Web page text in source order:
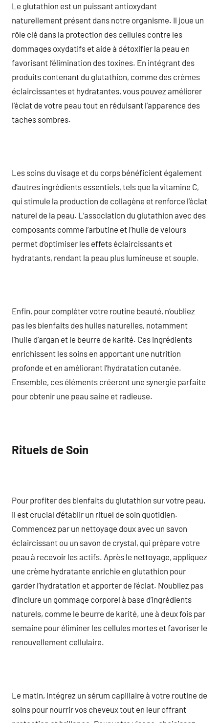
Le glutathion est un puissant antioxydant
naturellement présent dans notre organisme. Il joue un
rôle clé dans la protection des cellules contre les
dommages oxydatifs et aide à détoxifier la peau en
favorisant l’élimination des toxines. En intégrant des
produits contenant du glutathion, comme des crèmes
éclaircissantes et hydratantes, vous pouvez améliorer
l’éclat de votre peau tout en réduisant l’apparence des
taches sombres.
Les soins du visage et du corps bénéficient également
d’autres ingrédients essentiels, tels que la vitamine C,
qui stimule la production de collagène et renforce l’éclat
naturel de la peau. L’association du glutathion avec des
composants comme l’arbutine et l’huile de velours
permet d’optimiser les effets éclaircissants et
hydratants, rendant la peau plus lumineuse et souple.
Enfin, pour compléter votre routine beauté, n’oubliez
pas les bienfaits des huiles naturelles, notamment
l’huile d’argan et le beurre de karité. Ces ingrédients
enrichissent les soins en apportant une nutrition
profonde et en améliorant l’hydratation cutanée.
Ensemble, ces éléments créeront une synergie parfaite
pour obtenir une peau saine et radieuse.
Rituels de Soin
Pour profiter des bienfaits du glutathion sur votre peau,
il est crucial d’établir un rituel de soin quotidien.
Commencez par un nettoyage doux avec un savon
éclaircissant ou un savon de crystal, qui prépare votre
peau à recevoir les actifs. Après le nettoyage, appliquez
une crème hydratante enrichie en glutathion pour
garder l’hydratation et apporter de l’éclat. N’oubliez pas
d’inclure un gommage corporel à base d’ingrédients
naturels, comme le beurre de karité, une à deux fois par
semaine pour éliminer les cellules mortes et favoriser le
renouvellement cellulaire.
Le matin, intégrez un sérum capillaire à votre routine de
soins pour nourrir vos cheveux tout en leur offrant